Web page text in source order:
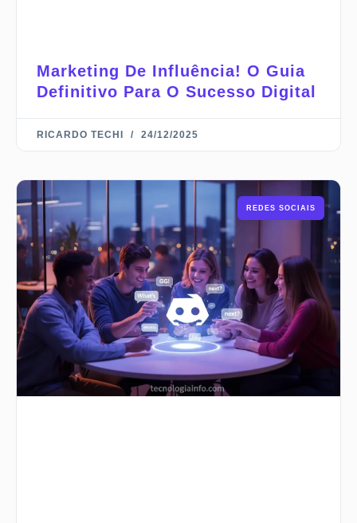
Marketing De Influência! O Guia
Definitivo Para O Sucesso Digital
RICARDO TECHI 24/12/2025
REDES SOCIAIS